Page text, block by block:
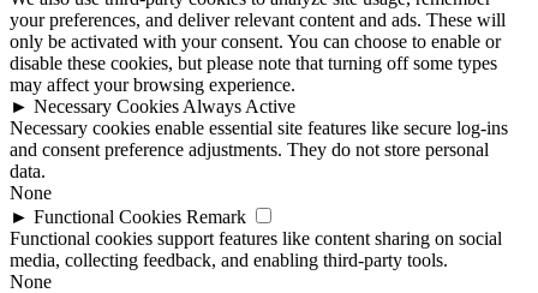
your preferences, and deliver relevant content and ads. These will
only be activated with your consent. You can choose to enable or
disable these cookies, but please note that turning off some types
may affect your browsing experience.
► Necessary Cookies Always Active
Necessary cookies enable essential site features like secure log-ins
and consent preference adjustments. They do not store personal
data.
None
► Functional Cookies Remark
Functional cookies support features like content sharing on social
media, collecting feedback, and enabling third-party tools.
None